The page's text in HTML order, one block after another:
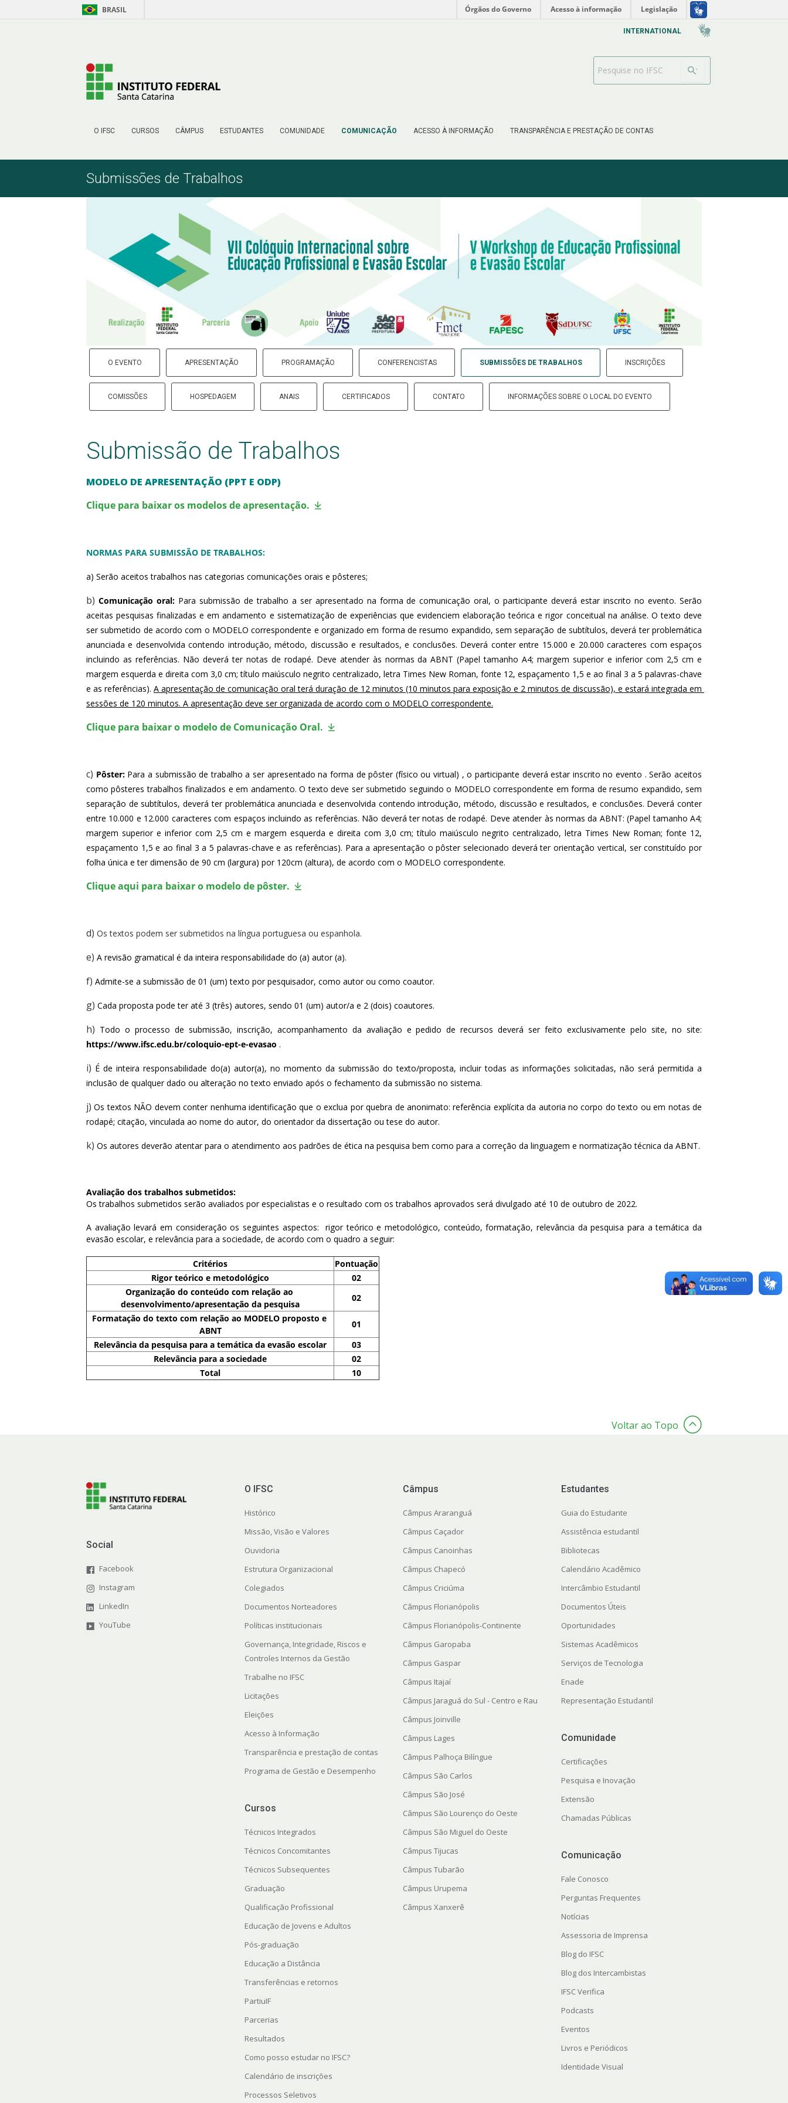
BRASIL Órgãos do Governo Acesso à informação Legislação
O IFSC CURSOS CÂMPUS ESTUDANTES COMUNIDADE COMUNICAÇÃO ACESSO À INFORMAÇÃO TRANSPARÊNCIA E PRESTAÇÃO DE CONTAS
INTERNATIONAL
Search Bar
Submissões de Trabalhos
O EVENTO APRESENTAÇÃO PROGRAMAÇÃO CONFERENCISTAS SUBMISSÕES DE TRABALHOS INSCRIÇÕES
COMISSÕES HOSPEDAGEM ANAIS CERTIFICADOS CONTATO INFORMAÇÕES SOBRE O LOCAL DO EVENTO
Submissão de Trabalhos
MODELO DE APRESENTAÇÃO (PPT E ODP)
Clique para baixar os modelos de apresentação.
NORMAS PARA SUBMISSÃO DE TRABALHOS:
a) Serão aceitos trabalhos nas categorias comunicações orais e pôsteres;
b) Comunicação oral: Para submissão de trabalho a ser apresentado na forma de comunicação oral, o participante deverá estar inscrito no evento. Serão
aceitas pesquisas finalizadas e em andamento e sistematização de experiências que evidenciem elaboração teórica e rigor conceitual na análise. O texto deve
ser submetido de acordo com o MODELO correspondente e organizado em forma de resumo expandido, sem separação de subtítulos, deverá ter problemática
anunciada e desenvolvida contendo introdução, método, discussão e resultados, e conclusões. Deverá conter entre 15.000 e 20.000 caracteres com espaços
incluindo as referências. Não deverá ter notas de rodapé. Deve atender às normas da ABNT (Papel tamanho A4; margem superior e inferior com 2,5 cm e
margem esquerda e direita com 3,0 cm; título maiúsculo negrito centralizado, letra Times New Roman, fonte 12, espaçamento 1,5 e ao final 3 a 5 palavras-chave
e as referências). A apresentação de comunicação oral terá duração de 12 minutos (10 minutos para exposição e 2 minutos de discussão), e estará integrada em
sessões de 120 minutos. A apresentação deve ser organizada de acordo com o MODELO correspondente.
Clique para baixar o modelo de Comunicação Oral.
c) Pôster: Para a submissão de trabalho a ser apresentado na forma de pôster (físico ou virtual) , o participante deverá estar inscrito no evento . Serão aceitos
como pôsteres trabalhos finalizados e em andamento. O texto deve ser submetido seguindo o MODELO correspondente em forma de resumo expandido, sem
separação de subtítulos, deverá ter problemática anunciada e desenvolvida contendo introdução, método, discussão e resultados, e conclusões. Deverá conter
entre 10.000 e 12.000 caracteres com espaços incluindo as referências. Não deverá ter notas de rodapé. Deve atender às normas da ABNT: (Papel tamanho A4;
margem superior e inferior com 2,5 cm e margem esquerda e direita com 3,0 cm; título maiúsculo negrito centralizado, letra Times New Roman; fonte 12,
espaçamento 1,5 e ao final 3 a 5 palavras-chave e as referências). Para a apresentação o pôster selecionado deverá ter orientação vertical, ser constituído por
folha única e ter dimensão de 90 cm (largura) por 120cm (altura), de acordo com o MODELO correspondente.
Clique aqui para baixar o modelo de pôster.
d) Os textos podem ser submetidos na língua portuguesa ou espanhola.
e) A revisão gramatical é da inteira responsabilidade do (a) autor (a).
f) Admite-se a submissão de 01 (um) texto por pesquisador, como autor ou como coautor.
g) Cada proposta pode ter até 3 (três) autores, sendo 01 (um) autor/a e 2 (dois) coautores.
h)
https://www.ifsc.edu.br/coloquio-ept-e-evasao .
i) É de inteira responsabilidade do(a) autor(a), no momento da submissão do texto/proposta, incluir todas as informações solicitadas, não será permitida a
inclusão de qualquer dado ou alteração no texto enviado após o fechamento da submissão no sistema.
j)Os textos NÃO devem conter nenhuma identificação que o exclua por quebra de anonimato: referência explícita da autoria no corpo do texto ou em notas de
rodapé; citação, vinculada ao nome do autor, do orientador da dissertação ou tese do autor.
k) Os autores deverão atentar para o atendimento aos padrões de ética na pesquisa bem como para a correção da linguagem e normatização técnica da ABNT.
Avaliação dos trabalhos submetidos:
Os trabalhos submetidos serão avaliados por especialistas e o resultado com os trabalhos aprovados será divulgado até 10 de outubro de 2022.
A avaliação levará em consideração os seguintes aspectos:  rigor teórico e metodológico, conteúdo, formatação, relevância da pesquisa para a temática da
evasão escolar, e relevância para a sociedade, de acordo com o quadro a seguir:
Critérios
Pontuação
Rigor teórico e metodológico
02
Organização do conteúdo com relação ao
desenvolvimento/apresentação da pesquisa
02
Formatação do texto com relação ao MODELO proposto e
ABNT
01
Relevância da pesquisa para a temática da evasão escolar
03
Relevância para a sociedade
02
Total
10
Voltar ao Topo
Social
Facebook
Instagram
LinkedIn
YouTube
O IFSC
Histórico
Missão, Visão e Valores
Ouvidoria
Estrutura Organizacional
Colegiados
Documentos Norteadores
Políticas institucionais
Governança, Integridade, Riscos e
Controles Internos da Gestão
Trabalhe no IFSC
Licitações
Eleições
Acesso à Informação
Transparência e prestação de contas
Programa de Gestão e Desempenho
Cursos
Técnicos Integrados
Técnicos Concomitantes
Técnicos Subsequentes
Graduação
Qualificação Profissional
Educação de Jovens e Adultos
Pós-graduação
Educação a Distância
Transferências e retornos
PartiuIF
Parcerias
Resultados
Como posso estudar no IFSC?
Calendário de inscrições
Processos Seletivos
Câmpus
Câmpus Araranguá
Câmpus Caçador
Câmpus Canoinhas
Câmpus Chapecó
Câmpus Criciúma
Câmpus Florianópolis
Câmpus Florianópolis-Continente
Câmpus Garopaba
Câmpus Gaspar
Câmpus Itajaí
Câmpus Jaraguá do Sul - Centro e Rau
Câmpus Joinville
Câmpus Lages
Câmpus Palhoça Bilíngue
Câmpus São Carlos
Câmpus São José
Câmpus São Lourenço do Oeste
Câmpus São Miguel do Oeste
Câmpus Tijucas
Câmpus Tubarão
Câmpus Urupema
Câmpus Xanxerê
Estudantes
Guia do Estudante
Assistência estudantil
Bibliotecas
Calendário Acadêmico
Intercâmbio Estudantil
Documentos Úteis
Oportunidades
Sistemas Acadêmicos
Serviços de Tecnologia
Enade
Representação Estudantil
Comunidade
Certificações
Pesquisa e Inovação
Extensão
Chamadas Públicas
Comunicação
Fale Conosco
Perguntas Frequentes
Notícias
Assessoria de Imprensa
Blog do IFSC
Blog dos Intercambistas
IFSC Verifica
Podcasts
Eventos
Livros e Periódicos
Identidade Visual